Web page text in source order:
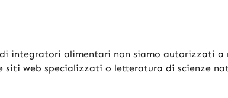
integratori alimentari non siamo autorizzati
web specializzati o letteratura di scienze